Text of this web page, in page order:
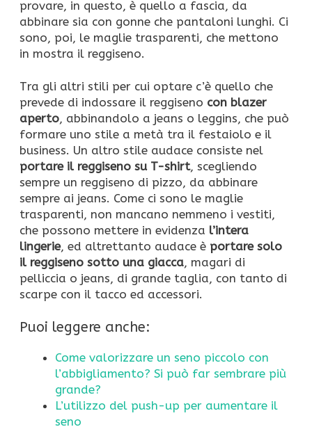
provare, in questo, è quello a fascia, da
abbinare sia con gonne che pantaloni lunghi. Ci
sono, poi, le maglie trasparenti, che mettono
in mostra il reggiseno.
Tra gli altri stili per cui optare c’è quello che
prevede di indossare il reggiseno con blazer
aperto, abbinandolo a jeans o leggins, che può
formare uno stile a metà tra il festaiolo e il
business. Un altro stile audace consiste nel
portare il reggiseno su T-shirt, scegliendo
sempre un reggiseno di pizzo, da abbinare
sempre ai jeans. Come ci sono le maglie
trasparenti, non mancano nemmeno i vestiti,
che possono mettere in evidenza l’intera
lingerie, ed altrettanto audace è portare solo
il reggiseno sotto una giacca, magari di
pelliccia o jeans, di grande taglia, con tanto di
scarpe con il tacco ed accessori.
Puoi leggere anche:
Come valorizzare un seno piccolo con
l’abbigliamento? Si può far sembrare più
grande?
L’utilizzo del push-up per aumentare il
seno